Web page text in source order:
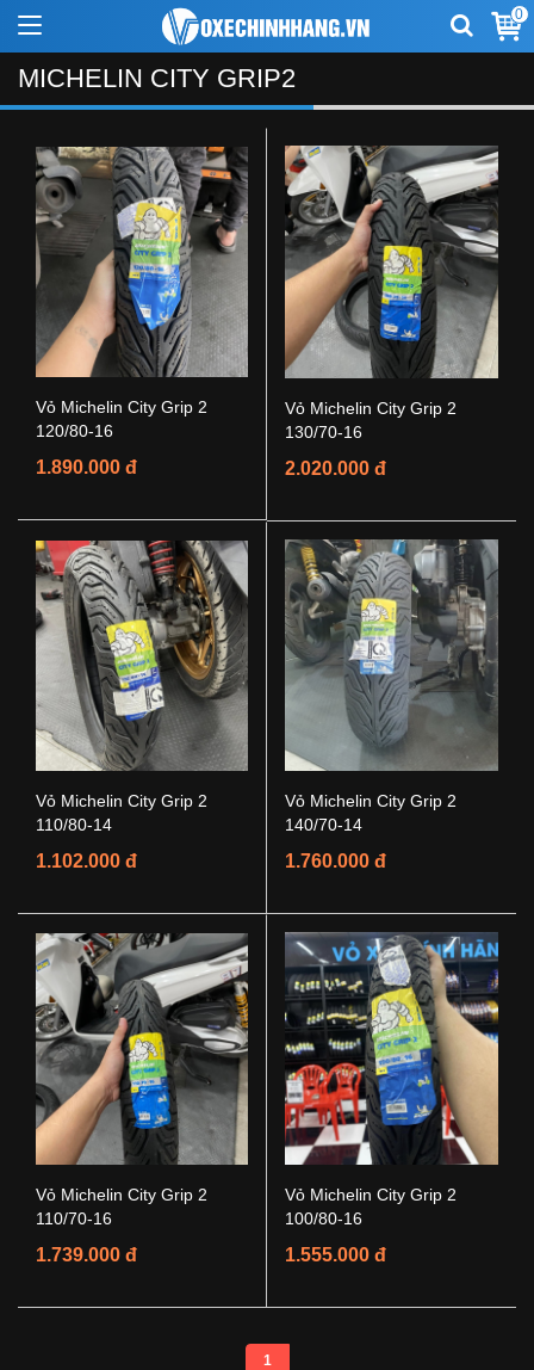
0
MICHELIN CITY GRIP2
Vỏ Michelin City Grip 2
120/80-16
1.890.000 đ
Vỏ Michelin City Grip 2
130/70-16
2.020.000 đ
Vỏ Michelin City Grip 2
110/80-14
1.102.000 đ
Vỏ Michelin City Grip 2
140/70-14
1.760.000 đ
Vỏ Michelin City Grip 2
110/70-16
1.739.000 đ
Vỏ Michelin City Grip 2
100/80-16
1.555.000 đ
1